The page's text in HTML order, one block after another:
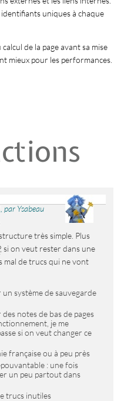
uniques à chaque
de la page avant sa mise
mieux pour les performances.
Ysabeau
très simple. Plus
, si on veut rester dans une
mal de trucs qui ne vont
système de sauvegarde
notes de bas de pages
je me
si on veut changer ce
française ou à peu près
: une fois
un peu partout dans
trucs inutiles